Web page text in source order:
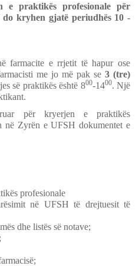
praktikës profesionale për
kryhen gjatë periudhës 10 -
farmacite e rrjetit të hapur ose
me jo më pak se 3 (tre)
së praktikës është 800-1400. Një
për kryerjen e praktikës
në Zyrën e UFSH dokumentet e
profesionale
në UFSH të drejtuesit të
dhe listës së notave;